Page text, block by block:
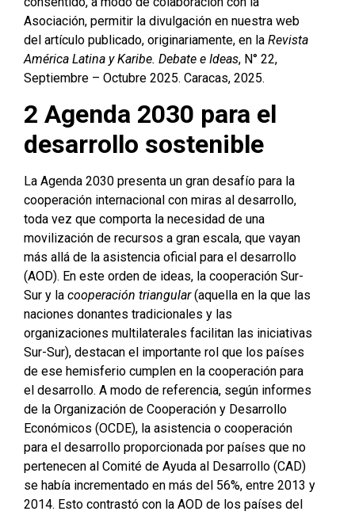
Asociación, permitir la divulgación en nuestra web
del artículo publicado, originariamente, en la Revista
América Latina y Karibe. Debate e Ideas, N° 22,
Septiembre – Octubre 2025. Caracas, 2025.
2 Agenda 2030 para el
desarrollo sostenible
La Agenda 2030 presenta un gran desafío para la
cooperación internacional con miras al desarrollo,
toda vez que comporta la necesidad de una
movilización de recursos a gran escala, que vayan
más allá de la asistencia oficial para el desarrollo
(AOD). En este orden de ideas, la cooperación Sur-
Sur y la cooperación triangular(aquella en la que las
naciones donantes tradicionales y las
organizaciones multilaterales facilitan las iniciativas
Sur-Sur), destacan el importante rol que los países
de ese hemisferio cumplen en la cooperación para
el desarrollo. A modo de referencia, según informes
de la Organización de Cooperación y Desarrollo
Económicos (OCDE), la asistencia o cooperación
para el desarrollo proporcionada por países que no
pertenecen al Comité de Ayuda al Desarrollo (CAD)
se había incrementado en más del 56%, entre 2013 y
2014. Esto contrastó con la AOD de los países del